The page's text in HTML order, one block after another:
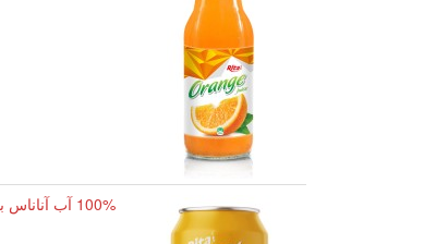
100% آب آناناس با خمیر قوطی 500 میلی لیتری برند ریتا